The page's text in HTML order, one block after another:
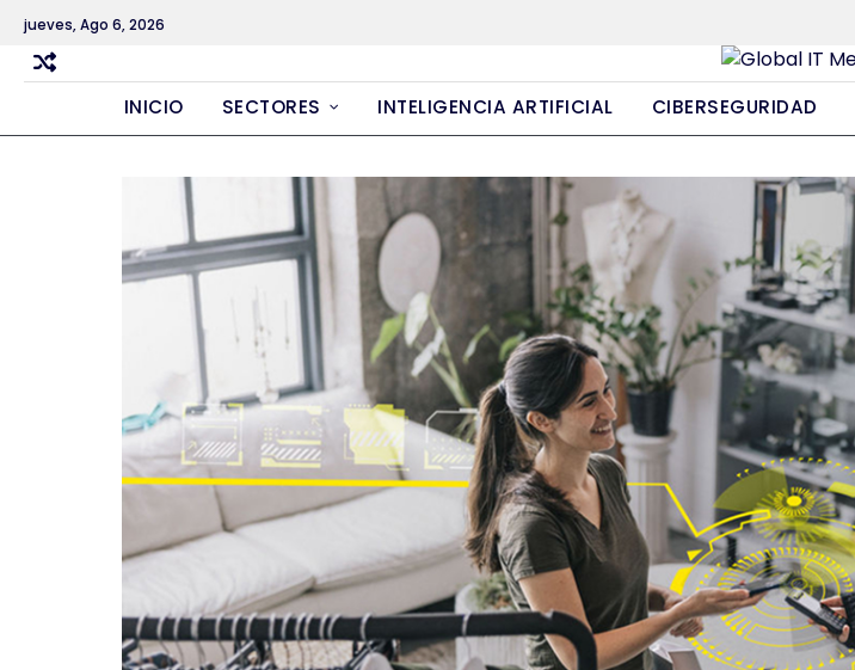
Skip
content
jueves, Ago 6, 2026
INICIO SECTORES INTELIGENCIA ARTIFICIAL CIBERSEGURIDAD